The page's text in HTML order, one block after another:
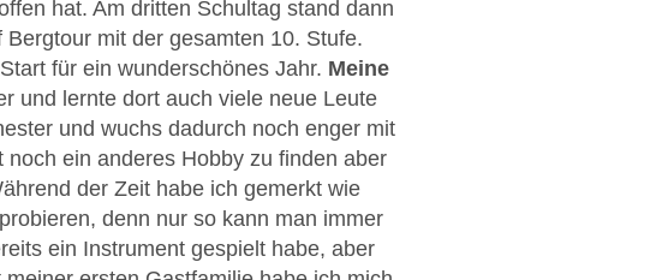
hat. Am dritten Schultag stand dann
mit der gesamten 10. Stufe.
für ein wunderschönes Jahr. Meine
und lernte dort auch viele neue Leute
und wuchs dadurch noch enger mit
ein anderes Hobby zu finden aber
der Zeit habe ich gemerkt wie
denn nur so kann man immer
ein Instrument gespielt habe, aber